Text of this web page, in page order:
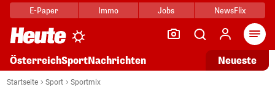
E-Paper Immo Jobs NewsFlix
ÖsterreichSportNachrichten Neueste
Startseite Sport Sportmix